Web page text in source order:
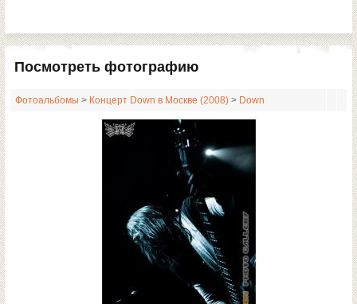
Посмотреть фотографию
Фотоальбомы > Концерт Down в Москве (2008) > Down